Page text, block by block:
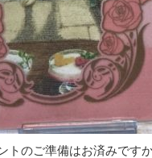
トのご準備はお済みです